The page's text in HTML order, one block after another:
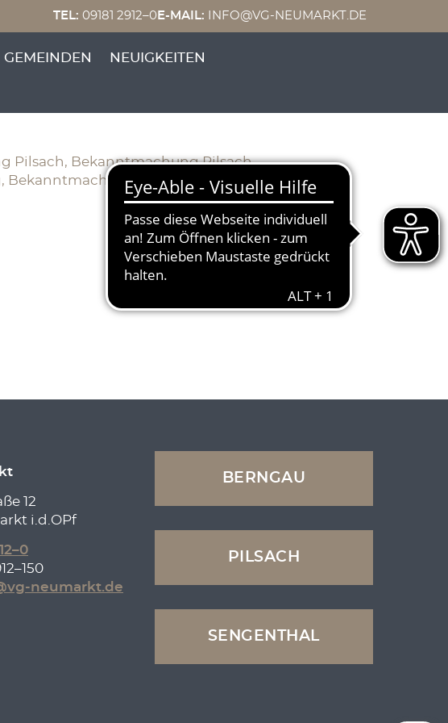
TEL: 09181 2912–0 E-MAIL: INFO@VG-NEUMARKT.DE
GEMEINDEN NEUIGKEITEN
NM-Arge
Pilsach, Bekanntmachung Pilsach,
Bekanntmachung – 6. Februar 2026
12
i.d.OPf
neumarkt.de
BERNGAU
PILSACH
SENGENTHAL